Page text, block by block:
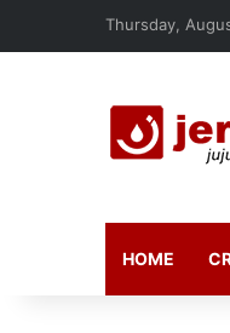
Thursday,
HOME